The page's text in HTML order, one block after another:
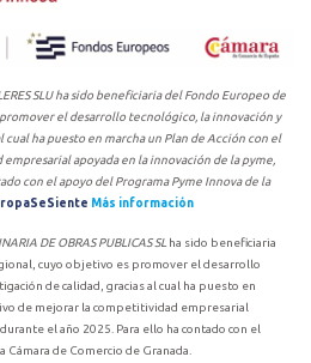
SLU ha sido beneficiaria del Fondo Europeo de
el desarrollo tecnológico, la innovación y
cual ha puesto en marcha un Plan de Acción con el
apoyada en la innovación de la pyme,
con el apoyo del Programa Pyme Innova de la
Más información
DE OBRAS PUBLICAS SL ha sido beneficiaria
cuyo objetivo es promover el desarrollo
de calidad, gracias al cual ha puesto en
de mejorar la competitividad empresarial
el año 2025. Para ello ha contado con el
de Comercio de Granada.